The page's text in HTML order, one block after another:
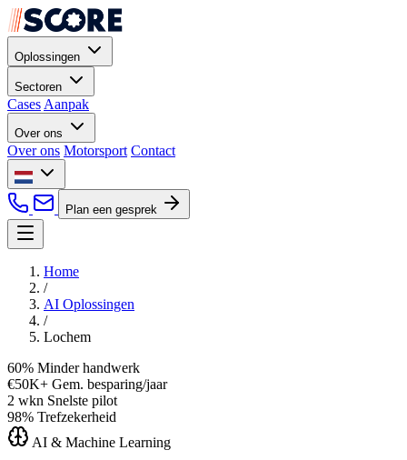
Oplossingen
Sectoren
Cases Aanpak
Over ons
Over ons Motorsport Contact
Plan een gesprek
Home
/
AI Oplossingen
/
Lochem
60% Minder handwerk
€50K+ Gem. besparing/jaar
2 wkn Snelste pilot
98% Trefzekerheid
AI & Machine Learning